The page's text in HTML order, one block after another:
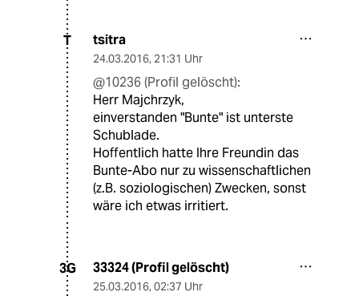
T tsitra
24.03.2016, 21:31 Uhr
@10236 (Profil gelöscht):
Herr Majchrzyk,
einverstanden "Bunte" ist unterste
Schublade.
Hoffentlich hatte Ihre Freundin das
Bunte-Abo nur zu wissenschaftlichen
(z.B. soziologischen) Zwecken, sonst
wäre ich etwas irritiert.
3G 33324 (Profil gelöscht)
25.03.2016, 02:37 Uhr